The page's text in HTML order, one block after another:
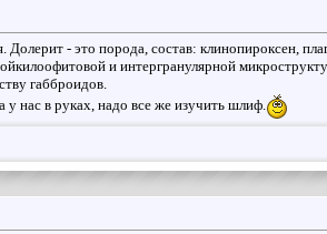
Долерит - это порода, состав: клинопироксен,
и интергранулярной
габброидов.
нас в руках, надо все же изучить шлиф.